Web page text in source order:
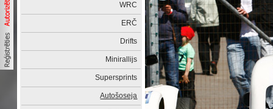
WRC
ERČ
Drifts
Minirallijs
Supersprints
Autošoseja